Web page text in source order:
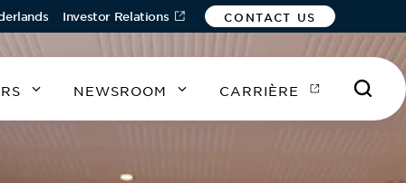
Investor Relations CONTACT US
NEWSROOM CARRIÈRE